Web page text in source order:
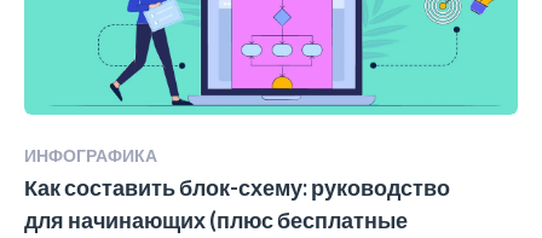
ИНФОГРАФИКА
Как составить блок-схему: руководство
для начинающих (плюс бесплатные